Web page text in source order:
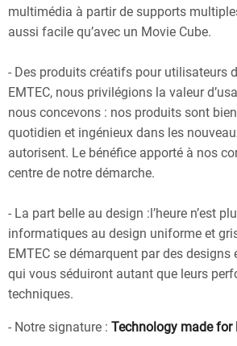
multimédia à partir de supports
aussi facile qu’avec un Movie Cube.
- Des produits créatifs pour utilisateurs
EMTEC, nous privilégions la valeur
nous concevons : nos produits sont
quotidien et ingénieux dans les
autorisent. Le bénéfice apporté à nos
centre de notre démarche.
- La part belle au design :l’heure n’est
informatiques au design uniforme et
EMTEC se démarquent par des
qui vous séduiront autant que leurs
techniques.
- Notre signature : Technology made for